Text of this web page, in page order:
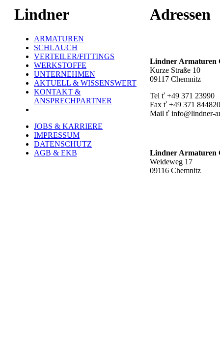
Lindner
ARMATUREN
SCHLAUCH
VERTEILER/FITTINGS
WERKSTOFFE
UNTERNEHMEN
AKTUELL & WISSENSWERT
KONTAKT &
ANSPRECHPARTNER
JOBS & KARRIERE
IMPRESSUM
DATENSCHUTZ
AGB & EKB
Adressen
Lindner Armaturen
Kurze Straße 10
09117 Chemnitz
Tel ť +49 371 23990
Fax ť +49 371
Mail ť info@lindner-
Lindner Armaturen
Weideweg 17
09116 Chemnitz